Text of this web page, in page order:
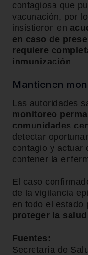
contagiosa que
vacunación, por
insistieron en
en caso de
requiere
inmunización.
Mantienen
Las autoridades
monitoreo
comunidades
detectar
contagio y actuar
contener la
El caso
de la vigilancia
en todo el estado
proteger la
Fuentes:
Secretaría de